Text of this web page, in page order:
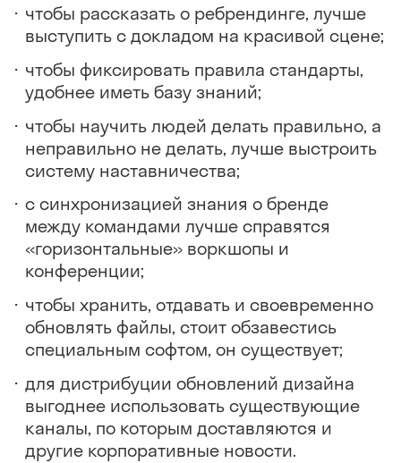
чтобы рассказать о ребрендинге, лучше
выступить с докладом на красивой сцене;
чтобы фиксировать правила стандарты,
удобнее иметь базу знаний;
чтобы научить людей делать правильно, а
неправильно не делать, лучше выстроить
систему наставничества;
с синхронизацией знания о бренде
между командами лучше справятся
«горизонтальные» воркшопы и
конференции;
чтобы хранить, отдавать и своевременно
обновлять файлы, стоит обзавестись
специальным софтом, он существует;
для дистрибуции обновлений дизайна
выгоднее использовать существующие
каналы, по которым доставляются и
другие корпоративные новости.